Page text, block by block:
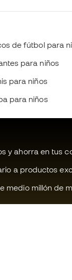
de fútbol para
para niños
para niños
para niños
y ahorra en tus
a productos
medio millón de